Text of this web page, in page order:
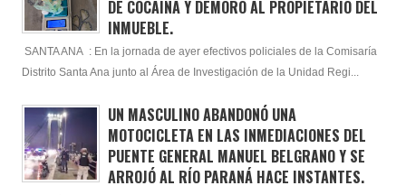
DE COCAINA Y DEMORÓ AL PROPIETARIO DEL
INMUEBLE.
SANTA ANA : En la jornada de ayer efectivos policiales de la Comisaría
Distrito Santa Ana junto al Área de Investigación de la Unidad Regi...
UN MASCULINO ABANDONÓ UNA
MOTOCICLETA EN LAS INMEDIACIONES DEL
PUENTE GENERAL MANUEL BELGRANO Y SE
ARROJÓ AL RÍO PARANÁ HACE INSTANTES.